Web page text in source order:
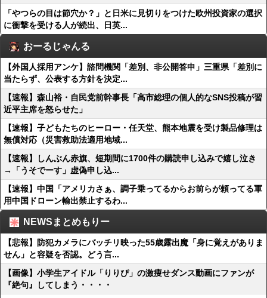
「やつらの目は節穴か？」と日米に見切りをつけた欧州投資家の選択
に衝撃を受ける人が続出、日英...
おーるじゃんる
【外国人採用アンケ】諮問機関「差別、非公開答申」三重県「差別に
当たらず、公表する方針を決定...
【速報】森山裕・自民党前幹事長「高市総理の個人的なSNS投稿が習
近平主席を怒らせた」
【速報】子どもたちのヒーロー・任天堂、熊本地震を受け製品修理は
無償対応（災害救助法適用地域...
【速報】しんぶん赤旗、短期間に1700件の購読申し込みで嬉し泣き
→「うそでーす」虚偽申し込...
【速報】中国「アメリカさぁ、調子乗ってるからお前らが頼ってる軍
用中国ドローン輸出禁止するわ...
NEWSまとめもりー
【悲報】防犯カメラにバッチリ映った55歳露出魔「身に覚えがありま
せん」と容疑を否認。どう言...
【画像】小学生アイドル「りりぴ」の激痩せダンス動画にファンが
『絶句』してしまう・・・・